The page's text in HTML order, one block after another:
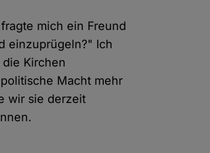
mich ein Freund
einzuprügeln?" Ich
Kirchen
Macht mehr
wir sie derzeit